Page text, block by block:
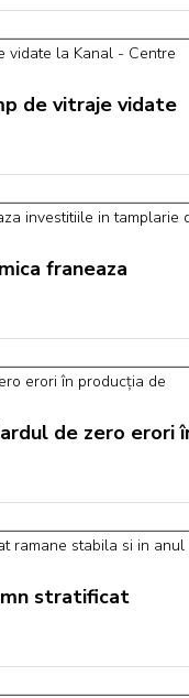
de vitraje vidate
franeaza
de zero erori
stratificat